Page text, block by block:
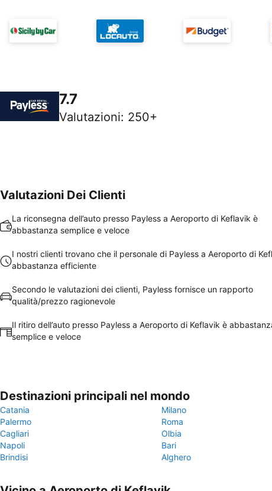
7.7
Valutazioni: 250+
Valutazioni Dei Clienti
La riconsegna dell’auto presso Payless a Aeroporto di Keflavik è
abbastanza semplice e veloce
I nostri clienti trovano che il personale di Payless a Aeroporto di
abbastanza efficiente
Secondo le valutazioni dei clienti, Payless fornisce un rapporto
qualità/prezzo ragionevole
Il ritiro dell’auto presso Payless a Aeroporto di Keflavik è
semplice e veloce
Destinazioni principali nel mondo
Catania
Milano
Palermo
Roma
Cagliari
Olbia
Napoli
Bari
Brindisi
Alghero